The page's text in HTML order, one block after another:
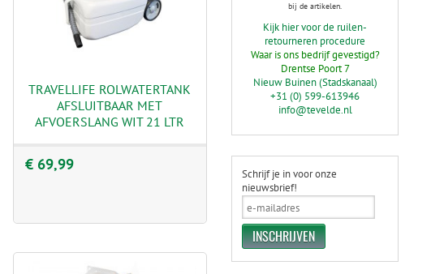
TRAVELLIFE ROLWATERTANK
AFSLUITBAAR MET
AFVOERSLANG WIT 21 LTR
€ 69,99
bij de artikelen.
Kijk hier voor de ruilen-
retourneren procedure
Waar is ons bedrijf gevestigd?
Drentse Poort 7
Nieuw Buinen (Stadskanaal)
+31 (0) 599-613946
info@tevelde.nl
Schrijf je in voor onze
nieuwsbrief!